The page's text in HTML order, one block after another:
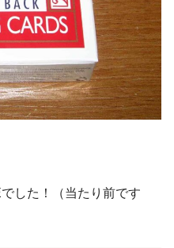
した！（当たり前です